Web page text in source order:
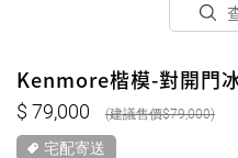
Kenmore楷模-對開門
79,000 79,000
宅配寄送